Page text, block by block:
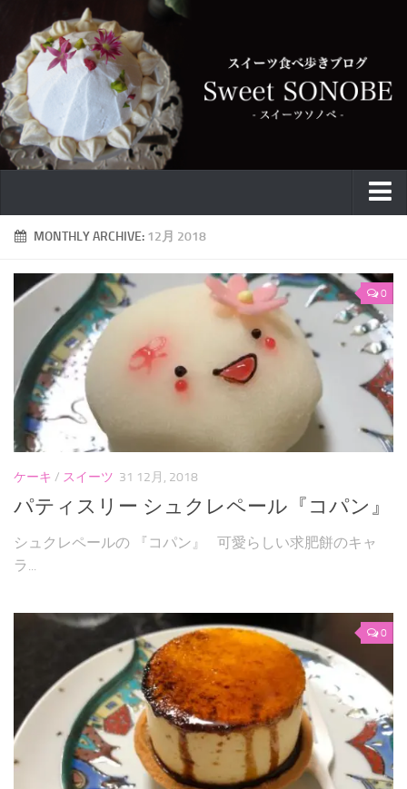
特集
スイーツ
ケーキ
カフェ
バウムクーヘン
パンケーキ
和菓子
自作
お問い合わせフォーム
MONTHLY ARCHIVE: 12月 2018
0
ケーキ / スイーツ 31 12月, 2018
パティスリー シュクレペール『コパン』
シュクレペールの 『コパン』 可愛らしい求肥餅のキャ
ラ...
0